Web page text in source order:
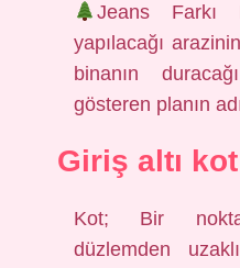
Jeans Farkı
yapılacağı
binanın
gösteren planın
Giriş altı
Kot; Bir
düzlemden